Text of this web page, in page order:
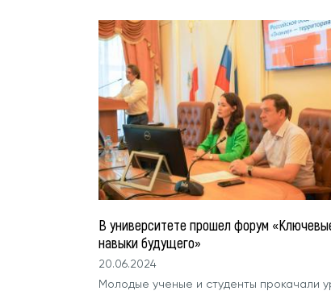
В университете прошел форум
навыки будущего»
20.06.2024
Молодые ученые и студенты прокачали